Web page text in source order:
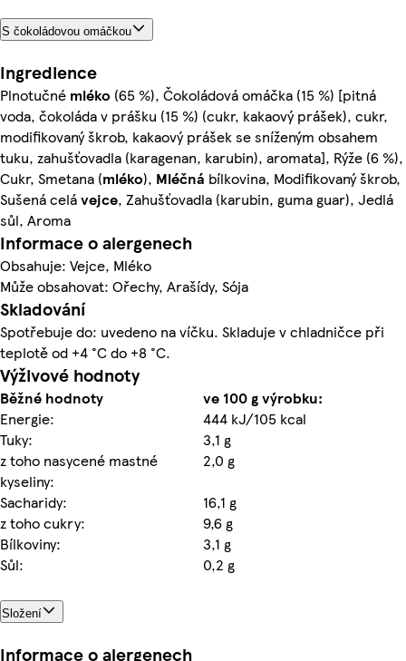
S čokoládovou omáčkou
Ingredience
Plnotučné mléko (65 %), Čokoládová omáčka (15 %) [pitná
voda, čokoláda v prášku (15 %) (cukr, kakaový prášek), cukr,
modifikovaný škrob, kakaový prášek se sníženým obsahem
tuku, zahušťovadla (karagenan, karubin), aromata], Rýže (6 %),
Cukr, Smetana (mléko), Mléčná bílkovina, Modifikovaný škrob,
Sušená celávejce, Zahušťovadla (karubin, guma guar), Jedlá
sůl, Aroma
Informace o alergenech
Obsahuje: Vejce, Mléko
Může obsahovat: Ořechy, Arašídy, Sója
Skladování
Spotřebuje do: uvedeno na víčku. Skladuje v chladničce při
teplotě od +4 °C do +8 °C.
Výživové hodnoty
Běžné hodnoty
ve 100 g výrobku:
Energie:
444 kJ/105 kcal
Tuky:
3,1 g
z toho nasycené mastné
kyseliny:
2,0 g
Sacharidy:
16,1 g
z toho cukry:
9,6 g
Bílkoviny:
3,1 g
Sůl:
0,2 g
Složení
Informace o alergenech